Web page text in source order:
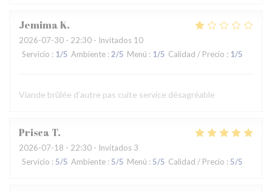
JemimaK
2026-07-30 - 22:30 - Invitados 10
Servicio : 1/5 Ambiente : 2/5 Menú : 1/5 Calidad / Precio : 1/5
Viande brûlée d’autre pas cuite service désagréable
Prisca T
2026-07-18 - 22:30 - Invitados 3
Servicio : 5/5 Ambiente : 5/5 Menú : 5/5 Calidad / Precio : 5/5